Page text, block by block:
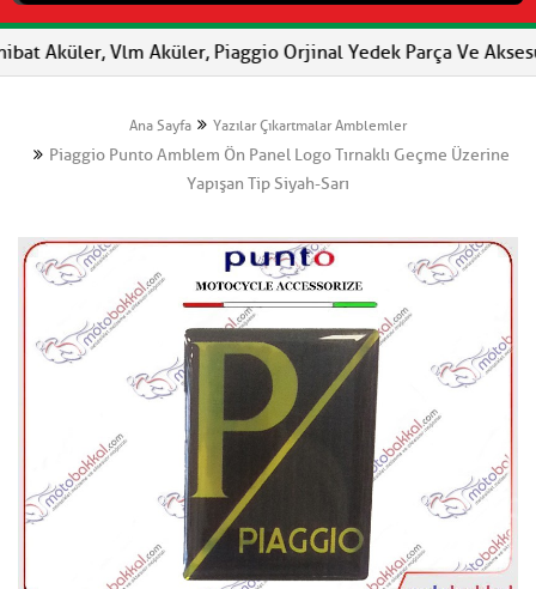
Vlm Aküler, Piaggio Orjinal Yedek Parça Ve
Ana Sayfa Yazılar Çıkartmalar Amblemler
Piaggio Punto Amblem Ön Panel Logo Tırnaklı Geçme Üzerine
Yapışan Tip Siyah-Sarı